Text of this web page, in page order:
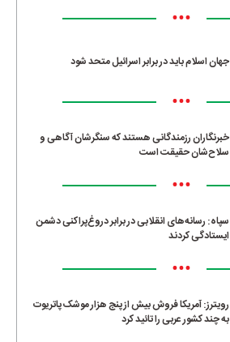
•••
جهان اسلام باید در برابر اسرائیل متحد شود
•••
خبرنگاران رزمندگانی هستند که سنگرشان آگاهی و
سلاح‌شان حقیقت است
•••
سپاه: رسانه‌های انقلابی در برابر دروغ‌پراکنی دشمن
ایستادگی کردند
•••
رویترز: آمریکا فروش بیش از پنج هزار موشک پاتریوت
به چند کشور عربی را تائید کرد